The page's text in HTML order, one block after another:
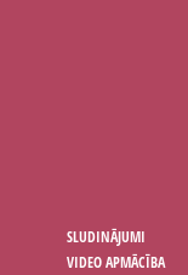
SLUDINĀJUMI
VIDEO APMĀCĪBA